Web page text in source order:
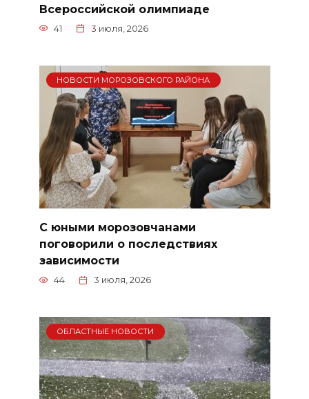
Всероссийской олимпиаде
41 3 июля, 2026
НОВОСТИ МОРОЗОВСКОГО РАЙОНА
С юными морозовчанами
поговорили о последствиях
зависимости
44 3 июля, 2026
ОБЛАСТНЫЕ НОВОСТИ